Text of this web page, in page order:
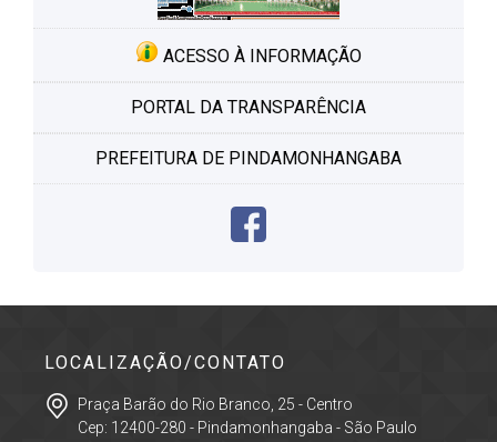
ACESSO À INFORMAÇÃO
PORTAL DA TRANSPARÊNCIA
PREFEITURA DE PINDAMONHANGABA
LOCALIZAÇÃO/CONTATO
Praça Barão do Rio Branco, 25 - Centro
Cep: 12400-280 - Pindamonhangaba - São Paulo